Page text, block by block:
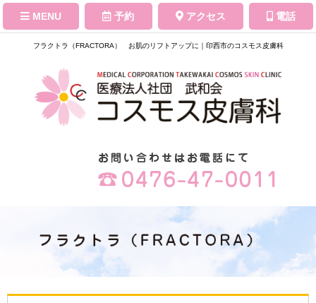
MENU 予約 アクセス 電話
フラクトラ（FRACTORA） お肌のリフトアップに｜印西市のコスモス皮膚科